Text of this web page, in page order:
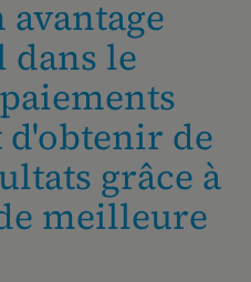
le
d'obtenir de
grâce à
meilleure